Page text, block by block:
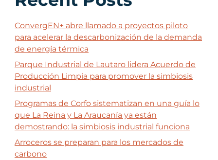
ConvergEN+ abre llamado a proyectos piloto
para acelerar la descarbonización de la demanda
de energía térmica
Parque Industrial de Lautaro lidera Acuerdo de
Producción Limpia para promover la simbiosis
industrial
Programas de Corfo sistematizan en una guía lo
que La Reina y La Araucanía ya están
demostrando: la simbiosis industrial funciona
Arroceros se preparan para los mercados de
carbono